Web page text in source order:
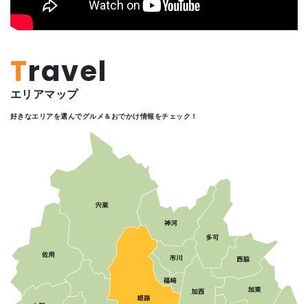
Travel
エリアマップ
好きなエリアを選んでグルメ＆おでかけ情報をチェック！